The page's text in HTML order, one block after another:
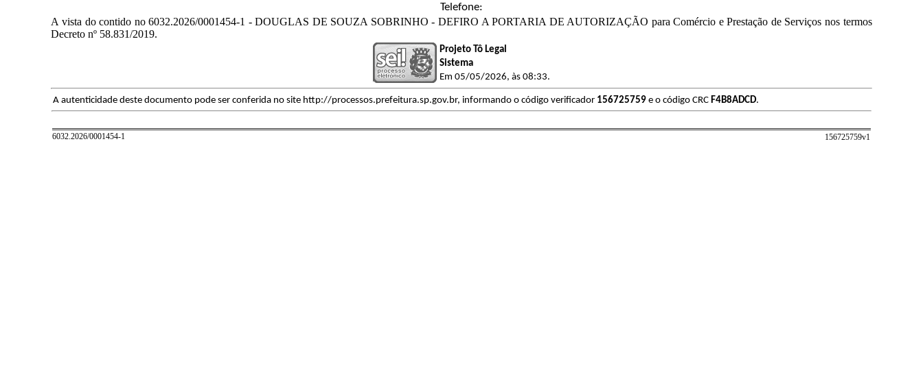
Telefone:
A vista do contido no 6032.2026/0001454-1 - DOUGLAS DE SOUZA SOBRINHO - DEFIRO A PORTARIA DE AUTORIZAÇÃO para Comércio e Prestação de Serviços nos termos
Decreto nº 58.831/2019.
Projeto Tô Legal
Sistema
Em 05/05/2026, às 08:33.
A autenticidade deste documento pode ser conferida no site http://processos.prefeitura.sp.gov.br, informando o código verificador 156725759 e o código CRC F4B8ADCD.
6032.2026/0001454-1 156725759v1